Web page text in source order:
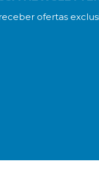
ofertas